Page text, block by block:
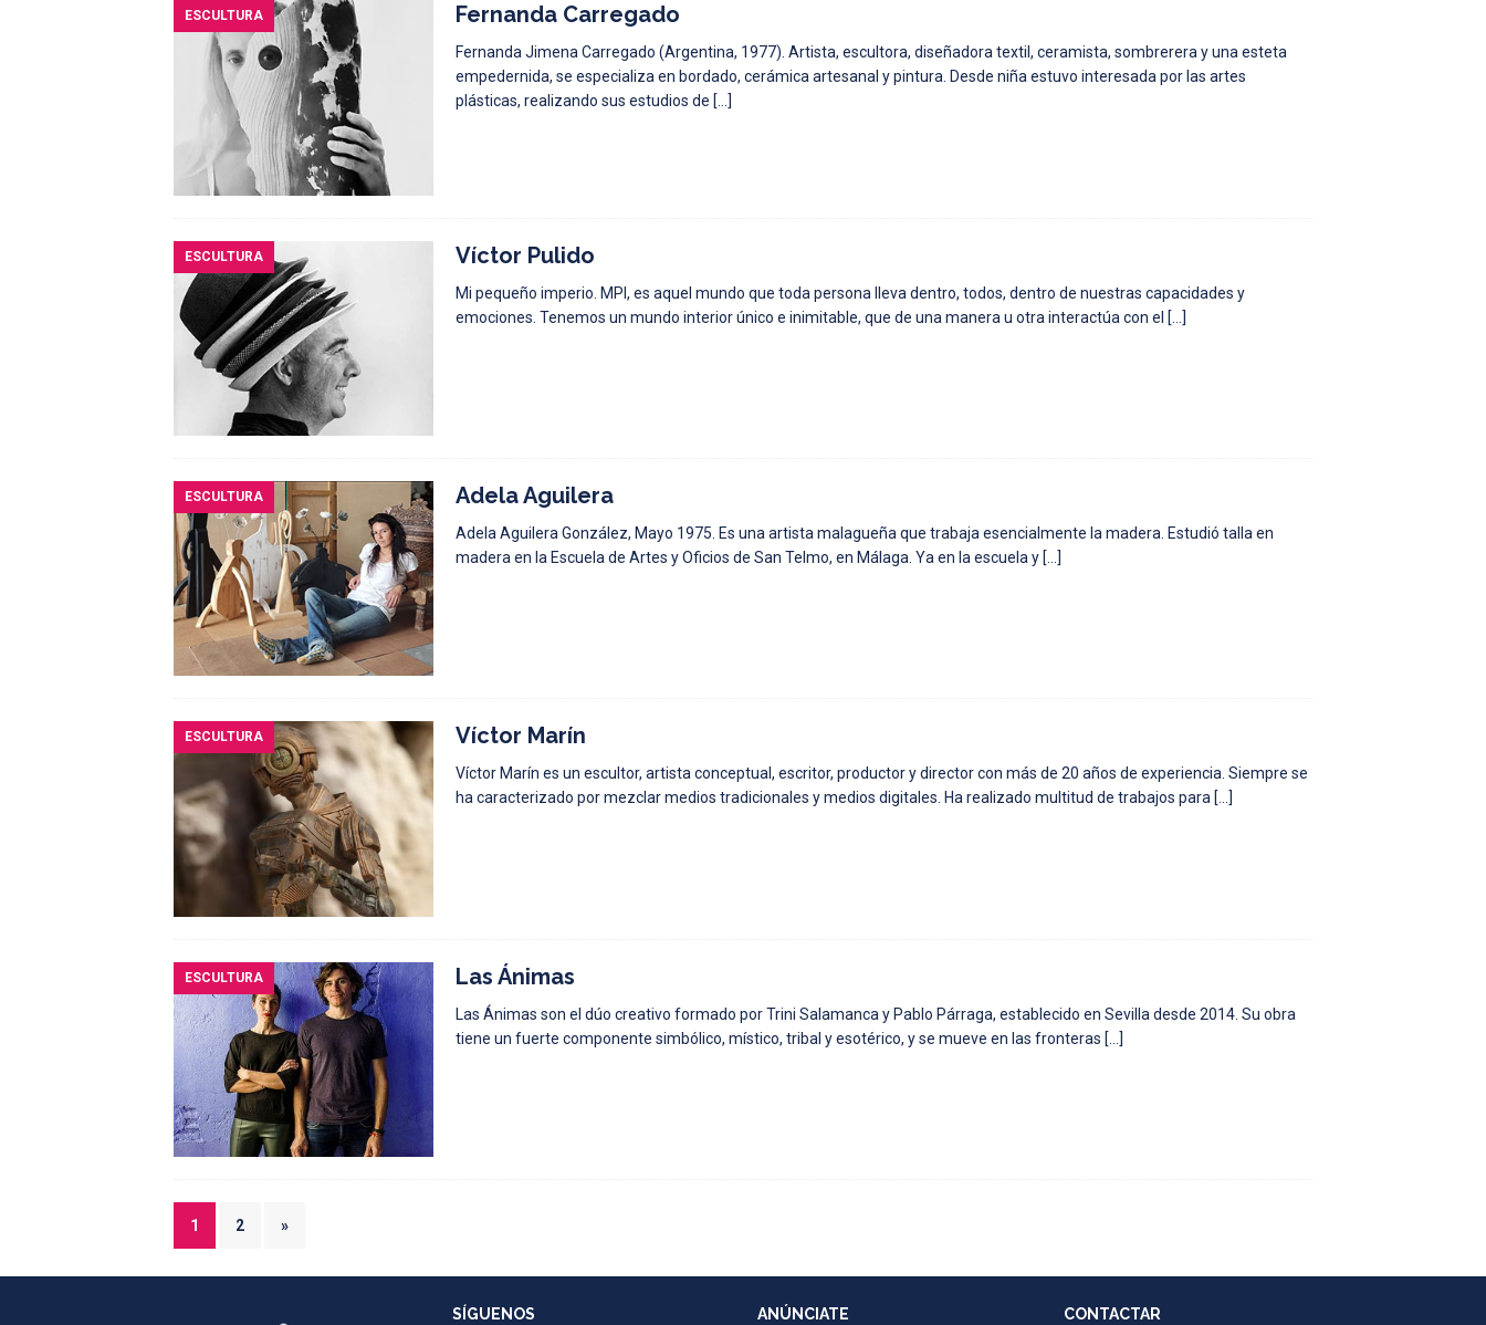
ESCULTURA Fernanda Carregado
Fernanda Jimena Carregado (Argentina, 1977). Artista, escultora, diseñadora textil, ceramista, sombrerera y una esteta
empedernida, se especializa en bordado, cerámica artesanal y pintura. Desde niña estuvo interesada por las artes
plásticas, realizando sus estudios de […]
ESCULTURA Víctor Pulido
Mi pequeño imperio. MPI, es aquel mundo que toda persona lleva dentro, todos, dentro de nuestras capacidades y
emociones. Tenemos un mundo interior único e inimitable, que de una manera u otra interactúa con el […]
ESCULTURA Adela Aguilera
Adela Aguilera González, Mayo 1975. Es una artista malagueña que trabaja esencialmente la madera. Estudió talla en
madera en la Escuela de Artes y Oficios de San Telmo, en Málaga. Ya en la escuela y […]
ESCULTURA Víctor Marín
Víctor Marín es un escultor, artista conceptual, escritor, productor y director con más de 20 años de experiencia. Siempre se
ha caracterizado por mezclar medios tradicionales y medios digitales. Ha realizado multitud de trabajos para […]
ESCULTURA Las Ánimas
Las Ánimas son el dúo creativo formado por Trini Salamanca y Pablo Párraga, establecido en Sevilla desde 2014. Su obra
tiene un fuerte componente simbólico, místico, tribal y esotérico, y se mueve en las fronteras […]
1 2 »
SÍGUENOS ANÚNCIATE CONTACTAR